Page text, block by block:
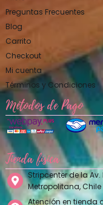
Preguntas Frecuentes
Blog
Carrito
Checkout
Mi cuenta
Términos y Condiciones
Métodos de Pago
Tienda física
Stripcenter de la
Metropolitana, Chile
Atención en tienda